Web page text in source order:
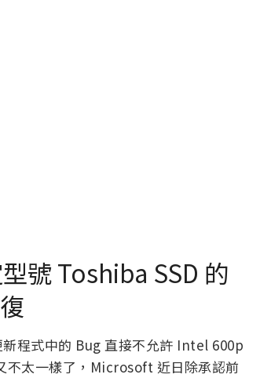
號 Toshiba SSD 的
程式中的 Bug 直接不允許 Intel 600p
不太一樣了，Microsoft 近日除承認前